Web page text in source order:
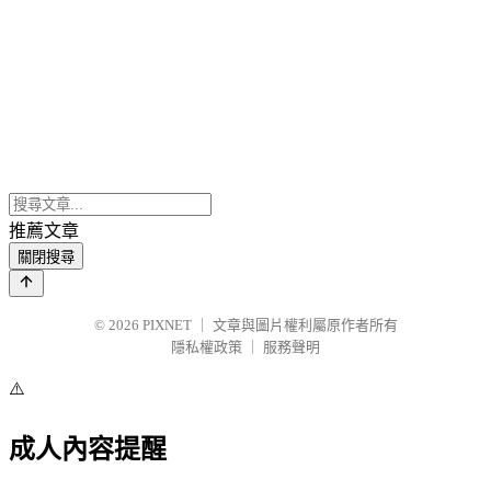
推薦文章
關閉搜尋
© 2026 PIXNET
文章與圖片權利屬原作者所有
隱私權政策
服務聲明
⚠️
成人內容提醒